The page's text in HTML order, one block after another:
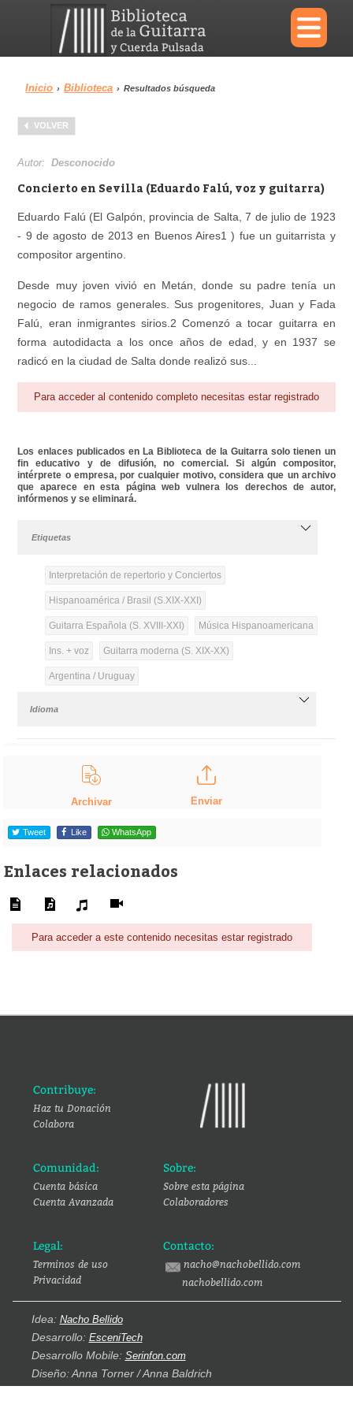
×
Menu
Biblioteca
Área personal Reproductor
Inicio › Biblioteca › Resultados búsqueda
VOLVER
Autor:Desconocido
Concierto en Sevilla (Eduardo Falú, voz y guitarra)
Eduardo Falú (El Galpón, provincia de Salta, 7 de julio de 1923
- 9 de agosto de 2013 en Buenos Aires1 ) fue un guitarrista y
compositor argentino.
Desde muy joven vivió en Metán, donde su padre tenía un
negocio de ramos generales. Sus progenitores, Juan y Fada
Falú, eran inmigrantes sirios.2 Comenzó a tocar guitarra en
forma autodidacta a los once años de edad, y en 1937 se
radicó en la ciudad de Salta donde realizó sus...
Para acceder al contenido completo necesitas estar registrado
Los enlaces publicados en La Biblioteca de la Guitarra solo tienen un
fin educativo y de difusión, no comercial. Si algún compositor,
intérprete o empresa, por cualquier motivo, considera que un archivo
que aparece en esta página web vulnera los derechos de autor,
infórmenos y se eliminará.
Etiquetas
Interpretación de repertorio y Conciertos
Hispanoamérica / Brasil (S.XIX-XXI)
Guitarra Española (S. XVIII-XXI) Música Hispanoamericana
Ins. + voz Guitarra moderna (S. XIX-XX)
Argentina / Uruguay
Idioma
Archivar Enviar
Tweet Like WhatsApp
Enlaces relacionados
Para acceder a este contenido necesitas estar registrado
Contribuye:
Haz tu Donación
Colabora
Comunidad:
Cuenta básica
Cuenta Avanzada
Sobre:
Sobre esta página
Colaboradores
Legal:
Terminos de uso
Privacidad
Contacto:
nacho@nachobellido.com
nachobellido.com
Idea: Nacho Bellido
Desarrollo: EsceniTech
Desarrollo Mobile: Serinfon.com
Diseño: Anna Torner / Anna Baldrich